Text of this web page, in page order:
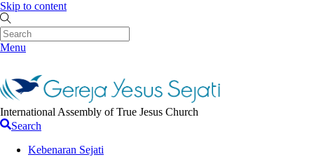
Skip to content
Menu
International Assembly of True Jesus Church
Search
Kebenaran Sejati